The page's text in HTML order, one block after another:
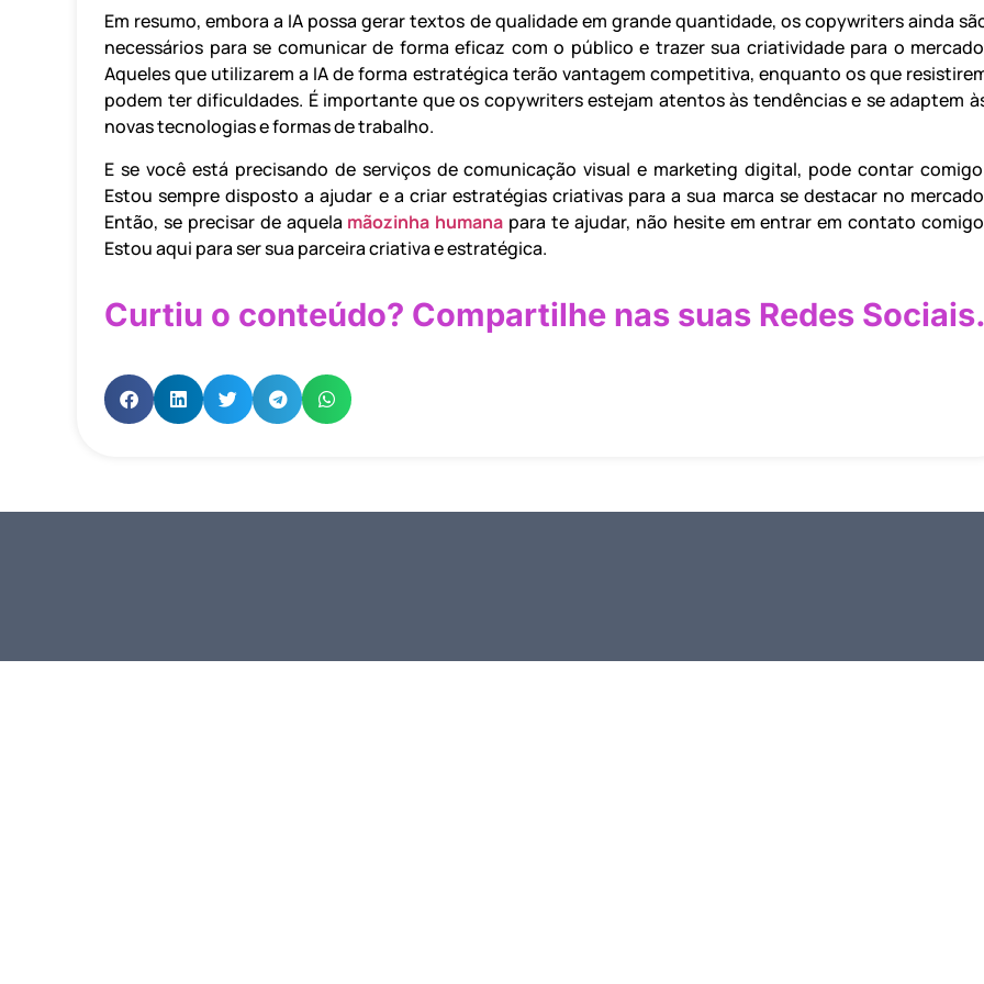
Em resumo, embora a IA possa gerar textos de qualidade em grande quantidade, os copywriters ainda
necessários para se comunicar de forma eficaz com o público e trazer sua criatividade para o
Aqueles que utilizarem a IA de forma estratégica terão vantagem competitiva, enquanto os que
podem ter dificuldades. É importante que os copywriters estejam atentos às tendências e se adaptem
novas tecnologias e formas de trabalho.
E se você está precisando de serviços de comunicação visual e marketing digital, pode contar
Estou sempre disposto a ajudar e a criar estratégias criativas para a sua marca se destacar no
Então, se precisar de aquela mãozinha humana para te ajudar, não hesite em entrar em contato
Estou aqui para ser sua parceira criativa e estratégica.
Curtiu o conteúdo? Compartilhe nas suas Redes Sociais.